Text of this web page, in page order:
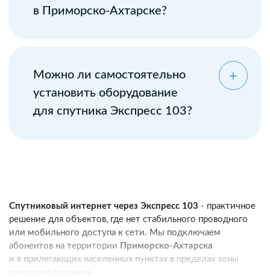
в Приморско-Ахтарске?
Можно ли самостоятельно
установить оборудование
для спутника Экспресс 103?
Спутниковый интернет через Экспресс 103 - практичное
решение для объектов, где нет стабильного проводного
или мобильного доступа к сети. Мы подключаем
абонентов на территории Приморско-Ахтарска
и в прилегающих населенных пунктах в пределах зоны
покрытия спутника.